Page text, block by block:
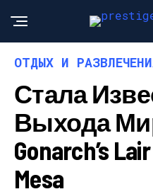
ОТДЫХ И
Стала
Выхода
Gonarch’s
Mesa